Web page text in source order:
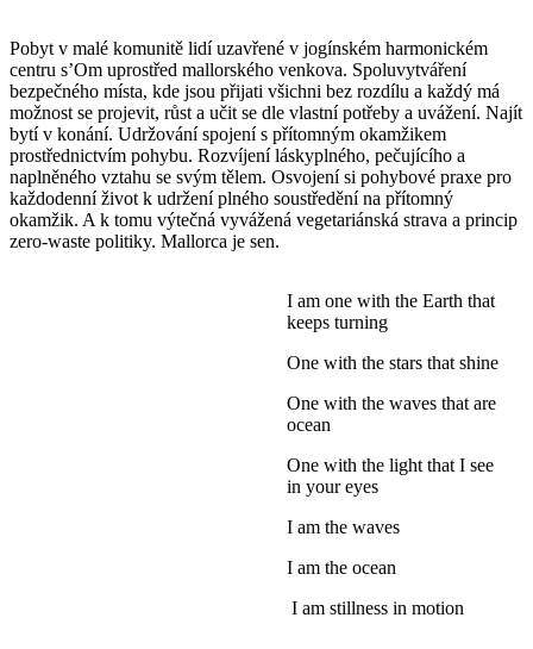
Pobyt v malé komunitě lidí uzavřené v jogínském harmonickém
centru s’Om uprostřed mallorského venkova. Spoluvytváření
bezpečného místa, kde jsou přijati všichni bez rozdílu a každý má
možnost se projevit, růst a učit se dle vlastní potřeby a uvážení. Najít
bytí v konání. Udržování spojení s přítomným okamžikem
prostřednictvím pohybu. Rozvíjení láskyplného, pečujícího a
naplněného vztahu se svým tělem. Osvojení si pohybové praxe pro
každodenní život k udržení plného soustředění na přítomný
okamžik. A k tomu výtečná vyvážená vegetariánská strava a princip
zero-waste politiky. Mallorca je sen.
I am one with the Earth that
keeps turning
One with the stars that shine
One with the waves that are
ocean
One with the light that I see
in your eyes
I am the waves
I am the ocean
​ I am stillness in motion